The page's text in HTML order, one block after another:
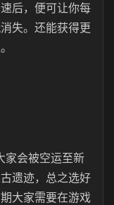
后，便可让你每
失。还能获得更
家会被空运至新
遗迹，总之选好
大家需要在游戏